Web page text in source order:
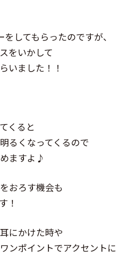
してもらったのですが、
をいかして
いました！！
くると
るくなってくるので
ますよ♪
おろす機会も
！
にかけた時や
ンポイントでアクセントに